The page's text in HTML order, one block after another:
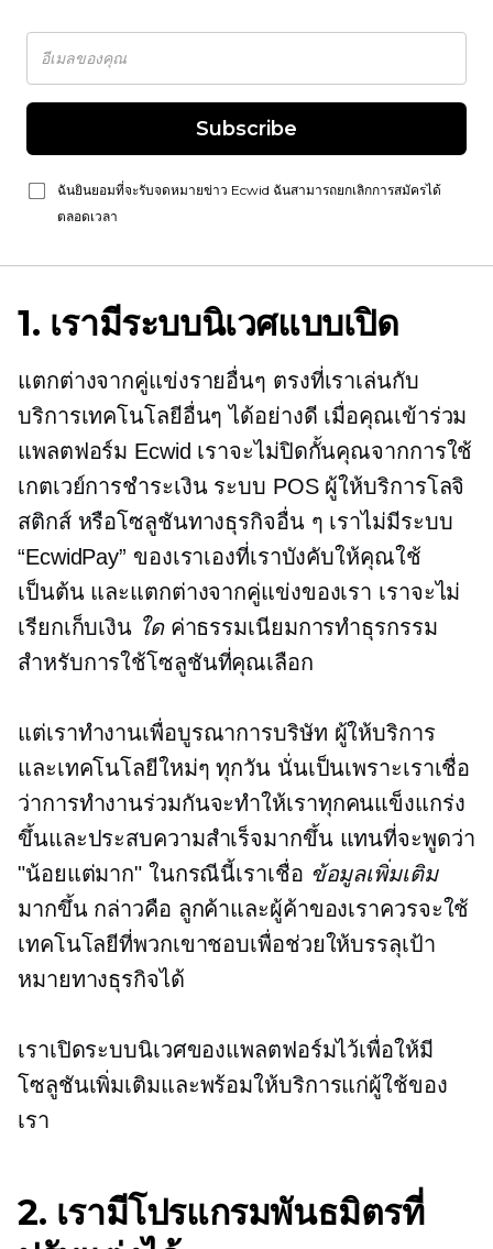
Subscribe
ฉันยินยอมที่จะรับจดหมายข่าว Ecwid ฉันสามารถยกเลิกการสมัครได้
ตลอดเวลา
1. เรามีระบบนิเวศแบบเปิด
แตกต่างจากคู่แข่งรายอื่นๆ ตรงที่เราเล่นกับ
บริการเทคโนโลยีอื่นๆ ได้อย่างดี เมื่อคุณเข้าร่วม
แพลตฟอร์ม Ecwid เราจะไม่ปิดกั้นคุณจากการใช้
เกตเวย์การชำระเงิน ระบบ POS ผู้ให้บริการโลจิ
สติกส์ หรือโซลูชันทางธุรกิจอื่น ๆ เราไม่มีระบบ
“EcwidPay” ของเราเองที่เราบังคับให้คุณใช้
เป็นต้น และแตกต่างจากคู่แข่งของเรา เราจะไม่
เรียกเก็บเงิน ใดค่าธรรมเนียมการทำธุรกรรม
สำหรับการใช้โซลูชันที่คุณเลือก
แต่เราทำงานเพื่อบูรณาการบริษัท ผู้ให้บริการ
และเทคโนโลยีใหม่ๆ ทุกวัน นั่นเป็นเพราะเราเชื่อ
ว่าการทำงานร่วมกันจะทำให้เราทุกคนแข็งแกร่ง
ขึ้นและประสบความสำเร็จมากขึ้น แทนที่จะพูดว่า
"น้อยแต่มาก" ในกรณีนี้เราเชื่อ ข้อมูลเพิ่มเติม
มากขึ้น กล่าวคือ ลูกค้าและผู้ค้าของเราควรจะใช้
เทคโนโลยีที่พวกเขาชอบเพื่อช่วยให้บรรลุเป้า
หมายทางธุรกิจได้
เราเปิดระบบนิเวศของแพลตฟอร์มไว้เพื่อให้มี
โซลูชันเพิ่มเติมและพร้อมให้บริการแก่ผู้ใช้ของ
เรา
2. เรามีโปรแกรมพันธมิตรที่